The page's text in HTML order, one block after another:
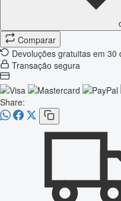
Comparar
Devoluções gratuitas em 30
Transação segura
Share: